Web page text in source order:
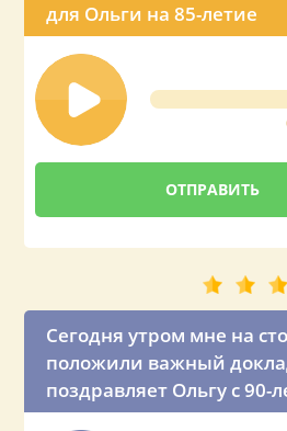
для Ольги на 85-летие
Сегодня утром мне на
положили важный
поздравляет Ольгу с 90-
юбилеем